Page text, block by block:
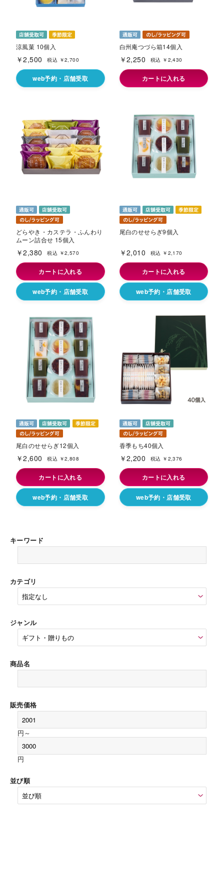
涼風菓 10個入
￥2,500 税込 ￥2,700
web予約・店舗受取
白州庵つづら箱14個入
￥2,250 税込 ￥2,430
カートに入れる
どらやき・カステラ・ふんわり
ムーン詰合せ 15個入
￥2,380 税込 ￥2,570
カートに入れる
web予約・店舗受取
尾白のせせらぎ9個入
￥2,010 税込 ￥2,170
カートに入れる
web予約・店舗受取
尾白のせせらぎ12個入
￥2,600 税込 ￥2,808
カートに入れる
web予約・店舗受取
香季もち40個入
￥2,200 税込 ￥2,376
カートに入れる
web予約・店舗受取
キーワード
カテゴリ
ジャンル
商品名
販売価格
円～
円
並び順